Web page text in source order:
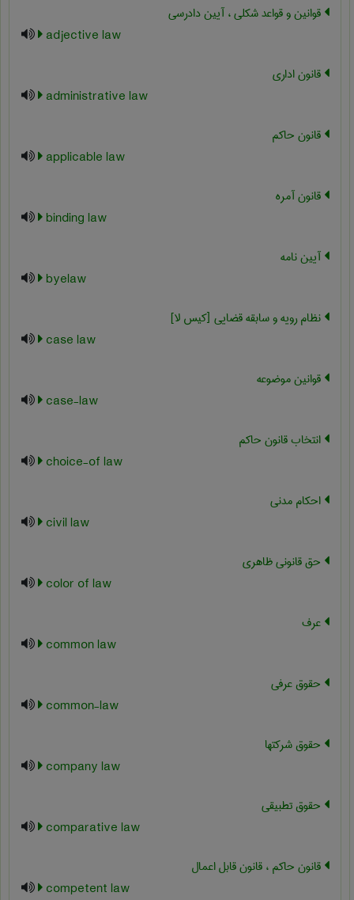
قوانین و قواعد شکلی ، آیین دادرسی
adjective law
قانون اداري
administrative law
قانون حاکم
applicable law
قانون آمره
binding law
آیین نامه
byelaw
نظام رویه و سابقه قضایی [کیس لا]
case law
قوانین موضوعه
case-law
انتخاب قانون حاکم
choice-of law
احکام مدنی
civil law
حق قانونی ظاهری
color of law
عرف
common law
حقوق عرفی
common-law
حقوق شرکتها
company law
حقوق تطبیقی
comparative law
قانون حاکم ، قانون قابل اعمال
competent law